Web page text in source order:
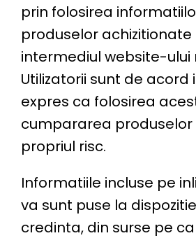
prin folosirea
produselor achizitionate
intermediul website-ului
Utilizatorii sunt de acord
expres ca folosirea
cumpararea produselor
propriul risc.
Informatiile incluse pe
va sunt puse la
credinta, din surse pe